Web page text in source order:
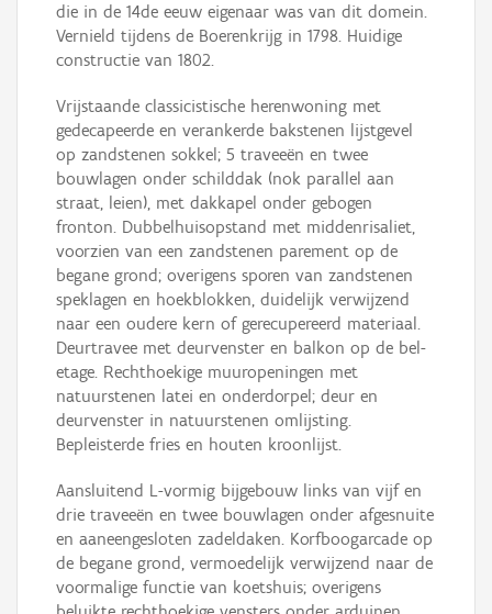
die in de 14de eeuw eigenaar was van dit domein.
Vernield tijdens de Boerenkrijg in 1798. Huidige
constructie van 1802.
Vrijstaande classicistische herenwoning met
gedecapeerde en verankerde bakstenen lijstgevel
op zandstenen sokkel; 5 traveeën en twee
bouwlagen onder schilddak (nok parallel aan
straat, leien), met dakkapel onder gebogen
fronton. Dubbelhuisopstand met middenrisaliet,
voorzien van een zandstenen parement op de
begane grond; overigens sporen van zandstenen
speklagen en hoekblokken, duidelijk verwijzend
naar een oudere kern of gerecupereerd materiaal.
Deurtravee met deurvenster en balkon op de bel-
etage. Rechthoekige muuropeningen met
natuurstenen latei en onderdorpel; deur en
deurvenster in natuurstenen omlijsting.
Bepleisterde fries en houten kroonlijst.
Aansluitend L-vormig bijgebouw links van vijf en
drie traveeën en twee bouwlagen onder afgesnuite
en aaneengesloten zadeldaken. Korfboogarcade op
de begane grond, vermoedelijk verwijzend naar de
voormalige functie van koetshuis; overigens